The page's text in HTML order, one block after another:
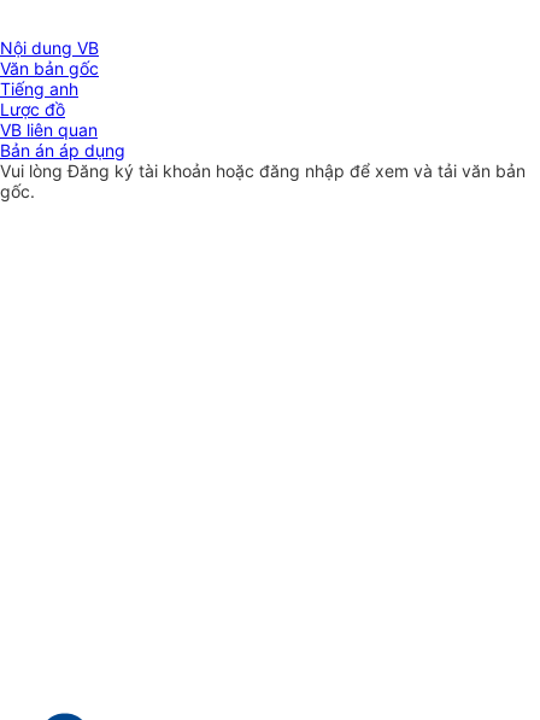
Nội dung VB
Văn bản gốc
Tiếng anh
Lược đồ
VB liên quan
Bản án áp dụng
Vui lòngĐăng ký tài khoản hoặc đăng nhập để xem và tải văn bản
gốc.